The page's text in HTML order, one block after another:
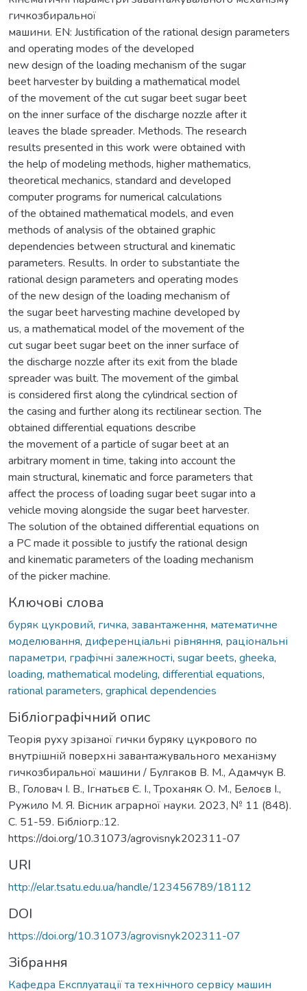
гичкозбиральної
машини. EN: Justification of the rational design parameters
and operating modes of the developed
new design of the loading mechanism of the sugar
beet harvester by building a mathematical model
of the movement of the cut sugar beet sugar beet
on the inner surface of the discharge nozzle after it
leaves the blade spreader. Methods. The research
results presented in this work were obtained with
the help of modeling methods, higher mathematics,
theoretical mechanics, standard and developed
computer programs for numerical calculations
of the obtained mathematical models, and even
methods of analysis of the obtained graphic
dependencies between structural and kinematic
parameters. Results. In order to substantiate the
rational design parameters and operating modes
of the new design of the loading mechanism of
the sugar beet harvesting machine developed by
us, a mathematical model of the movement of the
cut sugar beet sugar beet on the inner surface of
the discharge nozzle after its exit from the blade
spreader was built. The movement of the gimbal
is considered first along the cylindrical section of
the casing and further along its rectilinear section. The
obtained differential equations describe
the movement of a particle of sugar beet at an
arbitrary moment in time, taking into account the
main structural, kinematic and force parameters that
affect the process of loading sugar beet sugar into a
vehicle moving alongside the sugar beet harvester.
The solution of the obtained differential equations on
a PC made it possible to justify the rational design
and kinematic parameters of the loading mechanism
of the picker machine.
Ключові слова
буряк цукровий, гичка, завантаження, математичне
моделювання, диференціальні рівняння, раціональні
параметри, графічні залежності, sugar beets, gheeka,
loading, mathematical modeling, differential equations,
rational parameters, graphical dependencies
Бібліографічний опис
Теорія руху зрізаної гички буряку цукрового по
внутрішній поверхні завантажувального механізму
гичкозбиральної машини / Булгаков В. М., Адамчук В.
В., Головач І. В., Ігнатьєв Є. І., Троханяк О. М., Белоєв І.,
Ружило М. Я. Вісник аграрної науки. 2023, № 11 (848).
C. 51-59. Бібліогр.:12.
https://doi.org/10.31073/agrovisnyk202311-07
URI
http://elar.tsatu.edu.ua/handle/123456789/18112
DOI
https://doi.org/10.31073/agrovisnyk202311-07
Зібрання
Кафедра Експлуатації та технічного сервісу машин